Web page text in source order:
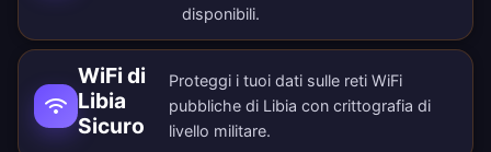
disponibili.
WiFi di
Libia
Sicuro
Proteggi i tuoi dati sulle reti WiFi
pubbliche di Libia con crittografia di
livello militare.